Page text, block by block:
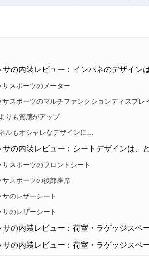
サの内装レビュー：インパネのデザイン
サスポーツのメーター
サスポーツのマルチファンクションディスプレ
りも質感がアップ
ルもオシャレなデザインに…
サの内装レビュー：シートデザインは、
スポーツのフロントシート
サスポーツの後部座席
のレザーシート
のレザーシート
サの内装レビュー：荷室・ラゲッジスペ
サの内装レビュー：荷室・ラゲッジスペ